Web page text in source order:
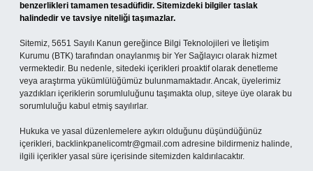
benzerlikleri tamamen tesadüfidir. Sitemizdeki bilgiler taslak
halindedir ve tavsiye niteliği taşımazlar.
Sitemiz, 5651 Sayılı Kanun gereğince Bilgi Teknolojileri ve İletişim
Kurumu (BTK) tarafından onaylanmış bir Yer Sağlayıcı olarak hizmet
vermektedir. Bu nedenle, sitedeki içerikleri proaktif olarak denetleme
veya araştırma yükümlülüğümüz bulunmamaktadır. Ancak, üyelerimiz
yazdıkları içeriklerin sorumluluğunu taşımakta olup, siteye üye olarak bu
sorumluluğu kabul etmiş sayılırlar.
Hukuka ve yasal düzenlemelere aykırı olduğunu düşündüğünüz
içerikleri, backlinkpanelicomtr@gmail.com adresine bildirmeniz halinde,
ilgili içerikler yasal süre içerisinde sitemizden kaldırılacaktır.